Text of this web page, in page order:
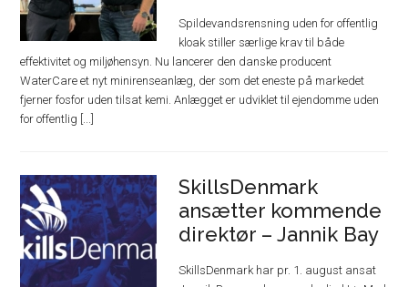
Spildevandsrensning uden for offentlig
kloak stiller særlige krav til både
effektivitet og miljøhensyn. Nu lancerer den danske producent
WaterCare et nyt minirenseanlæg, der som det eneste på markedet
fjerner fosfor uden tilsat kemi. Anlægget er udviklet til ejendomme uden
for offentlig [...]
SkillsDenmark
ansætter kommende
direktør – Jannik Bay
SkillsDenmark har pr. 1. august ansat